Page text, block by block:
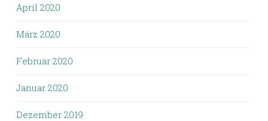
April 2020
März 2020
Februar 2020
Januar 2020
Dezember 2019